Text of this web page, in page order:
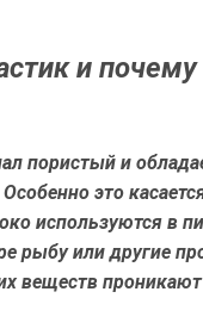
и почему
пористый и
это
используются в
рыбу или другие
веществ проникают